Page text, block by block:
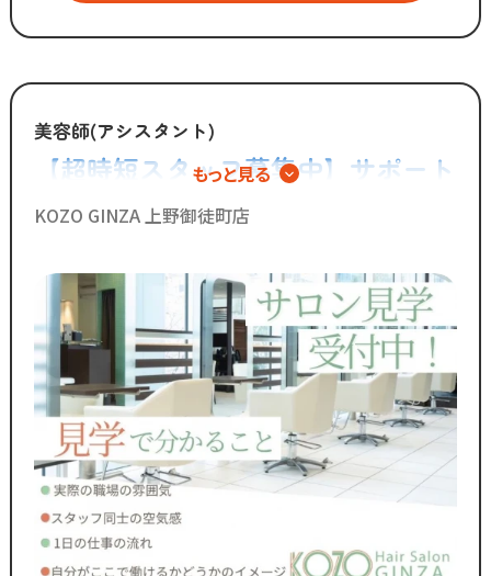
スタッフが長く勤められることを
何よりも大切に考えているからこそ
今後もより働きやすい環境へ
制度を更新していきます！
◆グループの実績◆
￣￣￣￣￣￣￣￣￣￣￣￣￣
・スタッフ月間平均報酬
「30万円以上」☆
・月間来店人数2,000人以上（4店舗平均）
◆SNSで職場のリアルな雰囲気を
チェックできます！◆
￣￣￣￣￣￣￣￣￣￣￣￣￣
／
Instagram・TikTokで
美容師(アシスタント)
【超時短スタッフ募集中】サポート
業務を極めるアシスタント専任とい
もっと見る
KOZO GINZA 上野御徒町店